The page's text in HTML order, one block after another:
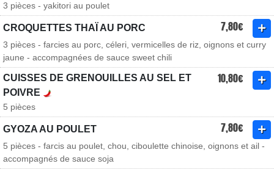
3 pièces - yakitori au poulet
CROQUETTES THAÏ AU PORC 7,80€
3 pièces - farcies au porc, céleri, vermicelles de riz, oignons et curry
jaune - accompagnées de sauce sweet chili
CUISSES DE GRENOUILLES AU SEL ET
POIVRE
10,80€
5 pièces
GYOZA AU POULET 7,80€
5 pièces - farcis au poulet, chou, ciboulette chinoise, oignons et ail -
accompagnés de sauce soja